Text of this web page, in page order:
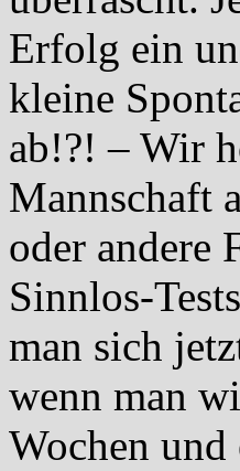
Erfolg ein
kleine
ab!?! – Wir
Mannschaft
oder andere
Sinnlos-
man sich
wenn man
Wochen